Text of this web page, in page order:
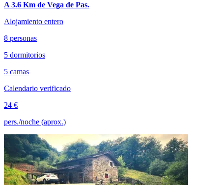
A 3.6 Km de Vega de Pas.
Alojamiento entero
8 personas
5 dormitorios
5 camas
Calendario verificado
24 €
pers./noche (aprox.)